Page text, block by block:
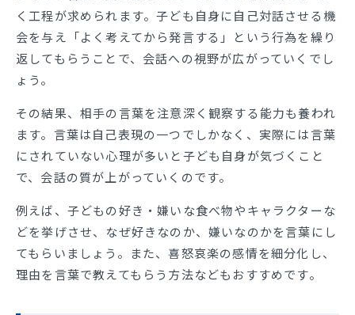
く工程が求められます。子ども自身に自己対話させる機
会を与え「よく考えてから発言する」という行為を繰り
返してもらうことで、会話への視野が広がっていくでし
ょう。
その結果、相手の言葉を注意深く観察する能力も養われ
ます。言葉は自己表現の一つでしかなく、実際には言葉
にされていない心理が多いと子ども自身が気づくこと
で、会話の質が上がっていくのです。
例えば、子どもの好き・嫌いな食べ物やキャラクターな
どを挙げさせ、なぜ好きなのか、嫌いなのかを言葉にし
てもらいましょう。また、喜怒哀楽の感情を細分化し、
理由を言葉で教えてもらう方法などもおすすめです。